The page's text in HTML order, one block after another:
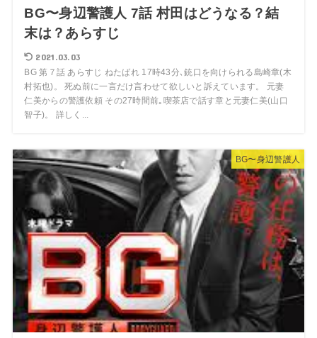
BG〜身辺警護人 7話 村田はどうなる？結
末は？あらすじ
2021.03.03
BG 第７話 あらすじ ねたばれ 17時43分､銃口を向けられる島崎章(木
村拓也)。 死ぬ前に一言だけ言わせて欲しいと訴えています。 元妻
仁美からの警護依頼 その27時間前｡喫茶店で話す章と元妻仁美(山口
智子)。 詳しく...
BG〜身辺警護人